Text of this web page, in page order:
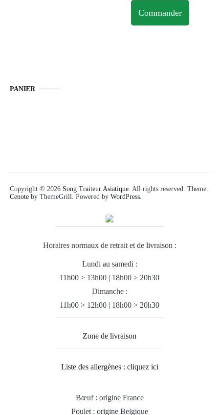
Commander
PANIER
Copyright © 2026 Song Traiteur Asiatique. All rights reserved. Theme:
Cenote by ThemeGrill. Powered by WordPress.
Horaires normaux de retrait et de livraison :
Lundi au samedi :
11h00 > 13h00 | 18h00 > 20h30
Dimanche :
11h00 > 12h00 | 18h00 > 20h30
Zone de livraison
Liste des allergènes : cliquez ici
Bœuf : origine France
Poulet : origine Belgique